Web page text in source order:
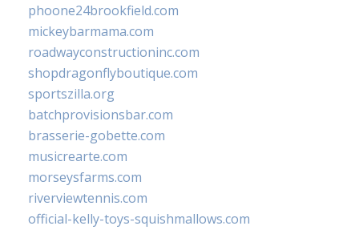
phoone24brookfield.com
mickeybarmama.com
roadwayconstructioninc.com
shopdragonflyboutique.com
sportszilla.org
batchprovisionsbar.com
brasserie-gobette.com
musicrearte.com
morseysfarms.com
riverviewtennis.com
official-kelly-toys-squishmallows.com